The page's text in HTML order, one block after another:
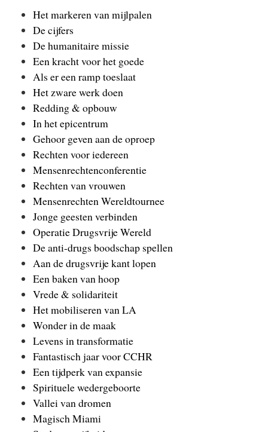
Het markeren van mijlpalen
De cijfers
De humanitaire missie
Een kracht voor het goede
Als er een ramp toeslaat
Het zware werk doen
Redding & opbouw
In het epicentrum
Gehoor geven aan de oproep
Rechten voor iedereen
Mensenrechtenconferentie
Rechten van vrouwen
Mensenrechten Wereldtournee
Jonge geesten verbinden
Operatie Drugsvrije Wereld
De anti-drugs boodschap spellen
Aan de drugsvrije kant lopen
Een baken van hoop
Vrede & solidariteit
Het mobiliseren van LA
Wonder in de maak
Levens in transformatie
Fantastisch jaar voor CCHR
Een tijdperk van expansie
Spirituele wedergeboorte
Vallei van dromen
Magisch Miami